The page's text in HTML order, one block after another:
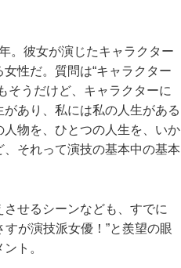
。彼女が演じたキャラクター
性だ。質問は“キャラクター
そうだけど、キャラクターに
あり、私には私の人生がある
物を、ひとつの人生を、いか
それって演技の基本中の基本
せるシーンなども、すでに
が演技派女優！”と羨望の眼
ト。